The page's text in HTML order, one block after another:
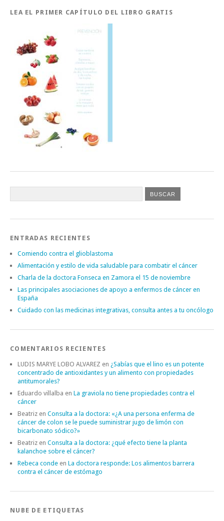
LEA EL PRIMER CAPÍTULO DEL LIBRO GRATIS
ENTRADAS RECIENTES
Comiendo contra el glioblastoma
Alimentación y estilo de vida saludable para combatir el cáncer
Charla de la doctora Fonseca en Zamora el 15 de noviembre
Las principales asociaciones de apoyo a enfermos de cáncer en
España
Cuidado con las medicinas integrativas, consulta antes a tu oncólogo
COMENTARIOS RECIENTES
LUDIS MARYE LOBO ALVAREZ en ¿Sabías que el lino es un potente
concentrado de antioxidantes y un alimento con propiedades
antitumorales?
Eduardo villalba en La graviola no tiene propiedades contra el
cáncer
Beatriz en Consulta a la doctora: «¿A una persona enferma de
cáncer de colon se le puede suministrar jugo de limón con
bicarbonato sódico?»
Beatriz en Consulta a la doctora: ¿qué efecto tiene la planta
kalanchoe sobre el cáncer?
Rebeca conde en La doctora responde: Los alimentos barrera
contra el cáncer de estómago
NUBE DE ETIQUETAS